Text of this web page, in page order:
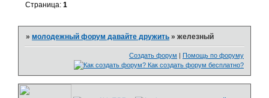
Страница:1
»молодежный форум давайте дружить »железный
Создать форум Помощь по форуму